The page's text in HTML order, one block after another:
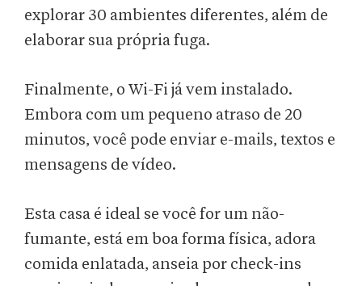
explorar 30 ambientes diferentes, além de
elaborar sua própria fuga.
Finalmente, o Wi-Fi já vem instalado.
Embora com um pequeno atraso de 20
minutos, você pode enviar e-mails, textos e
mensagens de vídeo.
Esta casa é ideal se você for um não-
fumante, está em boa forma física, adora
comida enlatada, anseia por check-ins